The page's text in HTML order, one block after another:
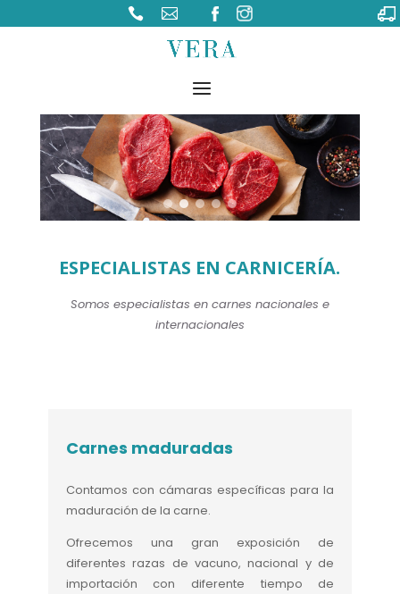
 
ESPECIALISTAS EN CARNICERÍA.
Somos especialistas en carnes nacionales e
internacionales
Carnes maduradas
Contamos con cámaras específicas para la
maduración de la carne.
Ofrecemos una gran exposición de
diferentes razas de vacuno, nacional y de
importación con diferente tiempo de